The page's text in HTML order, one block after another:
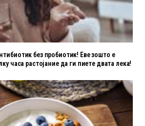
без пробиотик! Еве зошто е
часа растојание да ги пиете двата лека!